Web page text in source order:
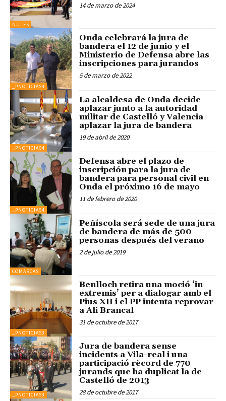
NULES
14 de marzo de 2024
_PNOTICIAS4
Onda celebrará la jura de
bandera el 12 de junio y el
Ministerio de Defensa abre las
inscripciones para jurandos
5 de marzo de 2022
_PNOTICIAS4
La alcaldesa de Onda decide
aplazar junto a la autoridad
militar de Castelló y Valencia
aplazar la jura de bandera
19 de abril de 2020
_PNOTICIAS4
Defensa abre el plazo de
inscripción para la jura de
bandera para personal civil en
Onda el próximo 16 de mayo
11 de febrero de 2020
COMARCAS
Peñíscola será sede de una jura
de bandera de más de 500
personas después del verano
2 de julio de 2019
_PNOTICIAS3
Benlloch retira una moció ‘in
extremis’ per a dialogar amb el
Pius XII i el PP intenta reprovar
a Ali Brancal
31 de octubre de 2017
_PNOTICIAS3
Jura de bandera sense
incidents a Vila-real i una
participació rècord de 770
jurands que ha duplicat la de
Castelló de 2013
28 de octubre de 2017